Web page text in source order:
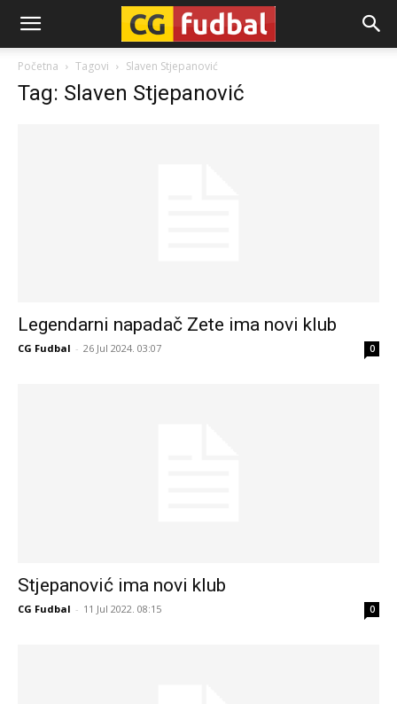
CG-
Fudbal
Početna Tagovi Slaven Stjepanović
Tag: Slaven Stjepanović
Legendarni napadač Zete ima novi klub
CG Fudbal - 26 Jul 2024. 03:07 0
Stjepanović ima novi klub
CG Fudbal - 11 Jul 2022. 08:15 0